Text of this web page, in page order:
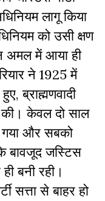
लागू किया
को उसी क्षण
अमल में आया ही
ने 1925 में
ब्राह्मणवादी
केवल दो साल
गया और सबको
बावजूद जस्टिस
बनी रही।
सत्ता से बाहर हो